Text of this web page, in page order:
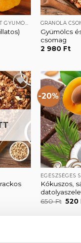
ASZALT ÉS KANDÍROZOTT GYÜMÖLCSÖK GRANOLA
Gyümölcs
csomag
2 980 Ft
-20%
EGÉSZSÉGES
Kókuszos,
650Ft 520